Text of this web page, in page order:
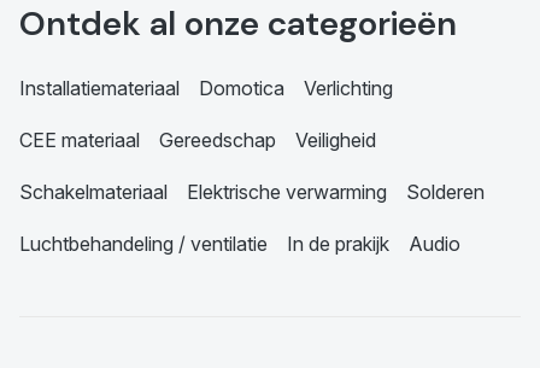
Ontdek al onze categorieën
Installatiemateriaal Domotica Verlichting
CEE materiaal Gereedschap Veiligheid
Schakelmateriaal Elektrische verwarming Solderen
Luchtbehandeling / ventilatie In de prakijk Audio